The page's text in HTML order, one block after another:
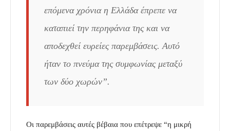
επόμενα χρόνια η Ελλάδα έπρεπε να
καταπιεί την περηφάνια της και να
αποδεχθεί ευρείες παρεμβάσεις. Αυτό
ήταν το πνεύμα της συμφωνίας μεταξύ
των δύο χωρών”.
Οι παρεμβάσεις αυτές βέβαια που επέτρεψε “η μικρή